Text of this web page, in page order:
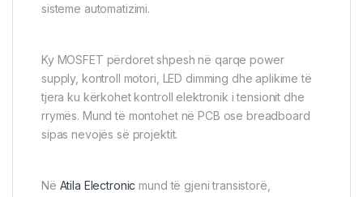
sisteme automatizimi.
Ky MOSFET përdoret shpesh në qarqe power
supply, kontroll motori, LED dimming dhe aplikime të
tjera ku kërkohet kontroll elektronik i tensionit dhe
rrymës. Mund të montohet në PCB ose breadboard
sipas nevojës së projektit.
Në Atila Electronic mund të gjeni transistorë,